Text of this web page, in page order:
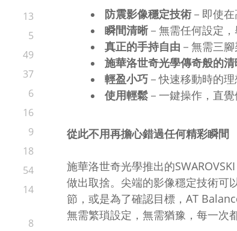
13
5
49
37
6
16
9
18
54
14
8
防震影像穩定技術 －即使
瞬間清晰 － 無需任何設定，
真正的手持自由 －無需三
施華洛世奇光學傳奇般的
輕盈小巧 －快速移動時的
使用輕鬆 －一鍵操作，直
從此不用再擔心錯過任何精彩瞬間
施華洛世奇光學推出的
做出取捨。尖端的影像穩定技術可
節，或是為了確認目標，AT
無需繁瑣設定，無需猶豫，每一次